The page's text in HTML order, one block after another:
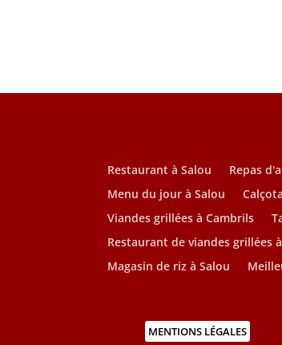
Restaurant à Salou Repas
Menu du jour à Salou
Viandes grillées à Cambrils
Restaurant de viandes grillées
Magasin de riz à Salou
MENTIONS LÉGALES